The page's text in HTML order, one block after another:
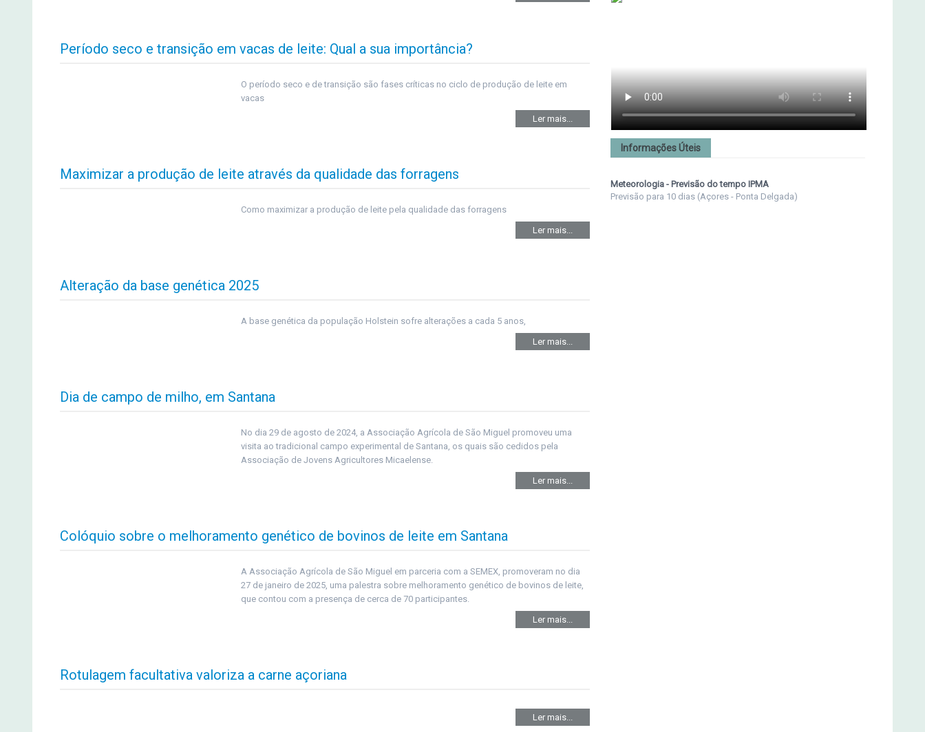
Período seco e transição em vacas de leite: Qual a sua importância?
O período seco e de transição são fases críticas no ciclo de produção de leite em
vacas
Ler mais...
Maximizar a produção de leite através da qualidade das forragens
Como maximizar a produção de leite pela qualidade das forragens
Ler mais...
Alteração da base genética 2025
A base genética da população Holstein sofre alterações a cada 5 anos,
Ler mais...
Dia de campo de milho, em Santana
No dia 29 de agosto de 2024, a Associação Agrícola de São Miguel promoveu uma
visita ao tradicional campo experimental de Santana, os quais são cedidos pela
Associação de Jovens Agricultores Micaelense.
Ler mais...
Colóquio sobre o melhoramento genético de bovinos de leite em Santana
A Associação Agrícola de São Miguel em parceria com a SEMEX, promoveram no dia
27 de janeiro de 2025, uma palestra sobre melhoramento genético de bovinos de leite,
que contou com a presença de cerca de 70 participantes.
Ler mais...
Rotulagem facultativa valoriza a carne açoriana
Ler mais...
Informações Úteis
Meteorologia - Previsão do tempo IPMA
Previsão para 10 dias (Açores - Ponta Delgada)